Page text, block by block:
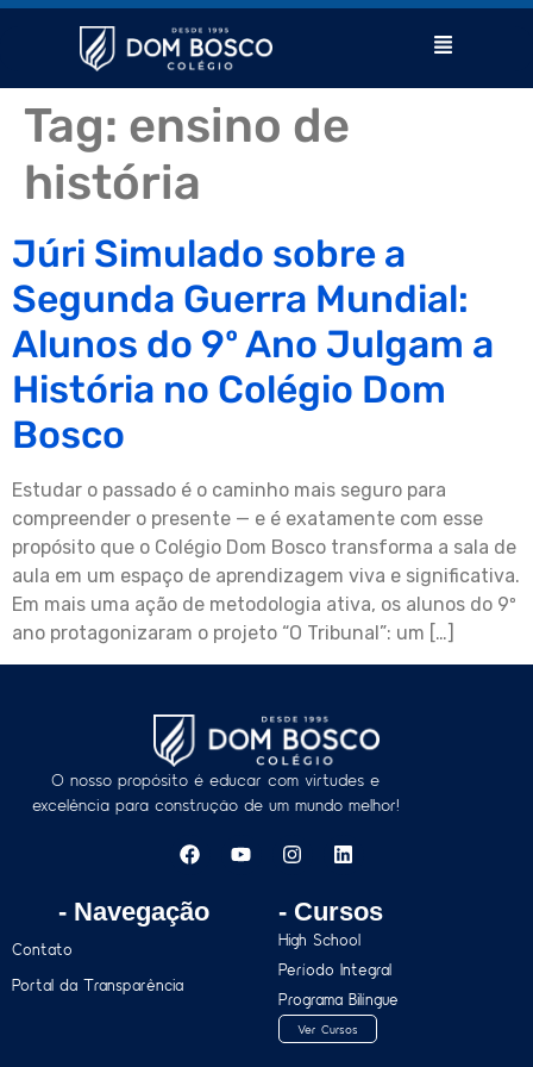
Tag: ensino de
história
Júri Simulado sobre a
Segunda Guerra Mundial:
Alunos do 9º Ano Julgam a
História no Colégio Dom
Bosco
Estudar o passado é o caminho mais seguro para
compreender o presente — e é exatamente com esse
propósito que o Colégio Dom Bosco transforma a sala de
aula em um espaço de aprendizagem viva e significativa.
Em mais uma ação de metodologia ativa, os alunos do 9º
ano protagonizaram o projeto “O Tribunal”: um […]
O nosso propósito é educar com virtudes e
excelência para construção de um mundo melhor!
- Navegação
Contato
Portal da Transparência
- Cursos
High School
Período Integral
Programa Bilíngue
Ver Cursos